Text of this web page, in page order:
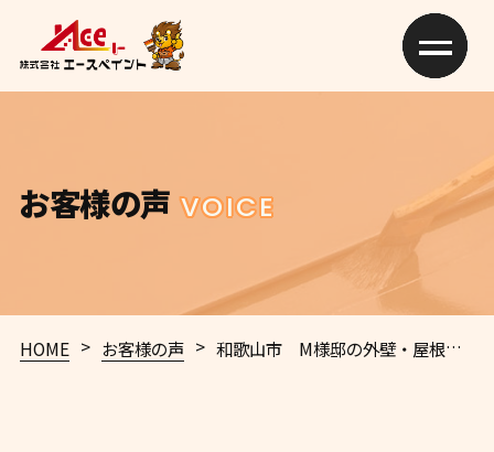
お客様の声 VOICE
HOME > お客様の声 > 和歌山市 M様邸の外壁・屋根リフォーム事例のご紹介